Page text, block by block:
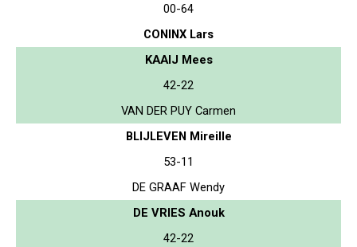
00-64
CONINX Lars
KAAIJ Mees
42-22
VAN DER PUY Carmen
BLIJLEVEN Mireille
53-11
DE GRAAF Wendy
DE VRIES Anouk
42-22